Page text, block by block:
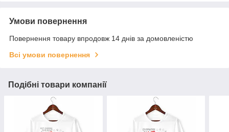
Умови повернення
Повернення товару впродовж 14 днів за домовленістю
Всі умови повернення
Подібні товари компанії